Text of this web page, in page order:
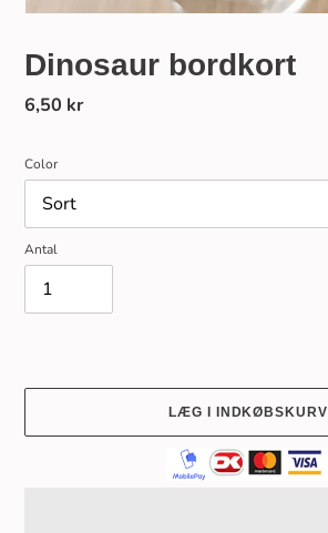
Dinosaur bordkort
Normalpris
6,50 kr
Color
Antal
LÆG I INDKØBSKURV